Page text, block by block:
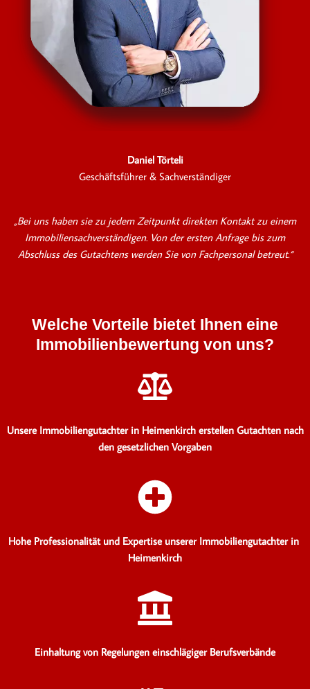
Daniel Törteli
Geschäftsführer & Sachverständiger
„Bei uns haben sie zu jedem Zeitpunkt direkten Kontakt zu einem
Immobiliensachverständigen. Von der ersten Anfrage bis zum
Abschluss des Gutachtens werden Sie von Fachpersonal betreut.“
Welche Vorteile bietet Ihnen eine
Immobilienbewertung von uns?
Unsere Immobiliengutachter in Heimenkirch erstellen Gutachten nach
den gesetzlichen Vorgaben
Hohe Professionalität und Expertise unserer Immobiliengutachter in
Heimenkirch
Einhaltung von Regelungen einschlägiger Berufsverbände